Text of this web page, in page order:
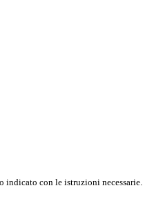
indicato con le istruzioni necessarie.